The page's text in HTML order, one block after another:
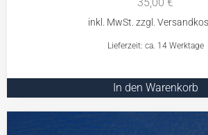
Lieferzeit: ca. 14 Werktage
In den Warenkorb